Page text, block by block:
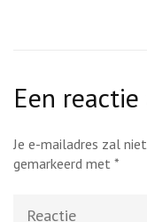
Een
Je e-mailadres zal
gemarkeerd met *